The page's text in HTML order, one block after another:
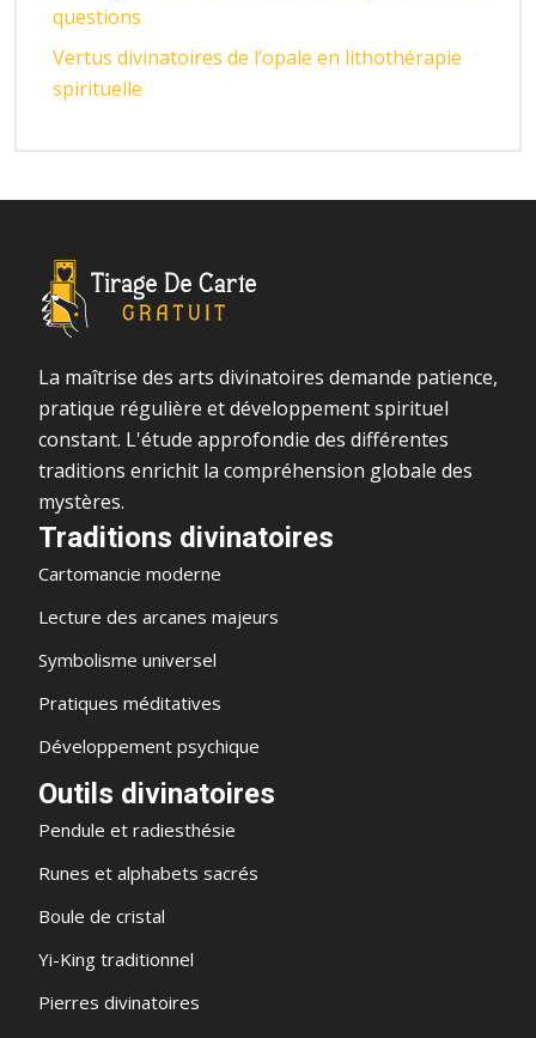
questions
Vertus divinatoires de l’opale en lithothérapie
spirituelle
La maîtrise des arts divinatoires demande patience,
pratique régulière et développement spirituel
constant. L'étude approfondie des différentes
traditions enrichit la compréhension globale des
mystères.
Traditions divinatoires
Cartomancie moderne
Lecture des arcanes majeurs
Symbolisme universel
Pratiques méditatives
Développement psychique
Outils divinatoires
Pendule et radiesthésie
Runes et alphabets sacrés
Boule de cristal
Yi-King traditionnel
Pierres divinatoires